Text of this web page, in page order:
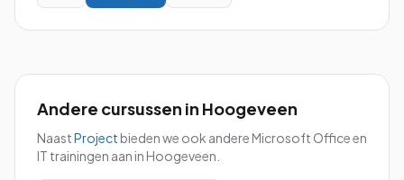
Andere cursussen in Hoogeveen
NaastProject bieden we ook andere Microsoft Office en
IT trainingen aan in Hoogeveen